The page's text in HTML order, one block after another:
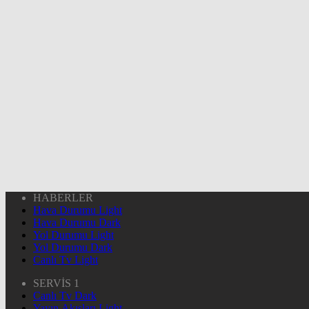
HABERLER
Hava Durumu Light
Hava Durumu Dark
Yol Durumu Light
Yol Durumu Dark
Canlı Tv Light
SERVİS 1
Canlı Tv Dark